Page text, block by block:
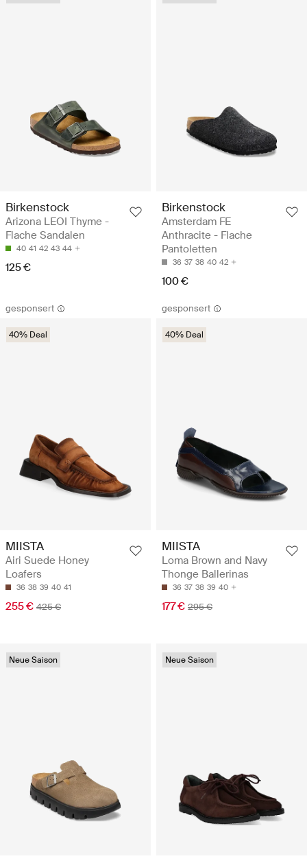
Birkenstock
Arizona LEOI Thyme -
Flache Sandalen
40 41 42 43 44
125 €
Birkenstock
Amsterdam FE
Anthracite - Flache
Pantoletten
36 37 38 40 42
100 €
gesponsert
40% Deal
MIISTA
Airi Suede Honey
Loafers
36 38 39 40 41
255 € 425 €
gesponsert
40% Deal
MIISTA
Loma Brown and Navy
Thonge Ballerinas
36 37 38 39 40
177 € 295 €
Neue Saison Neue Saison